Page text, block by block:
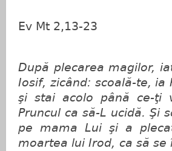
Ev Mt 2,13-23
După plecarea magilor,
Iosif, zicând: scoală-te, ia
şi stai acolo până ce-ţi
Pruncul ca să-L ucidă. Şi
pe mama Lui şi a
moartea lui Irod, ca să se